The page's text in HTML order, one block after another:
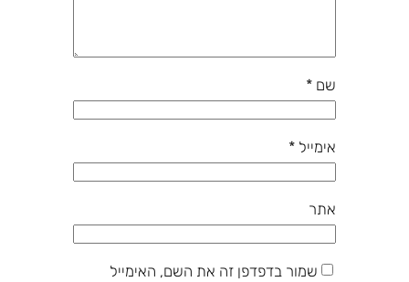
שם *
אימייל *
אתר
שמור בדפדפן זה את השם, האימייל